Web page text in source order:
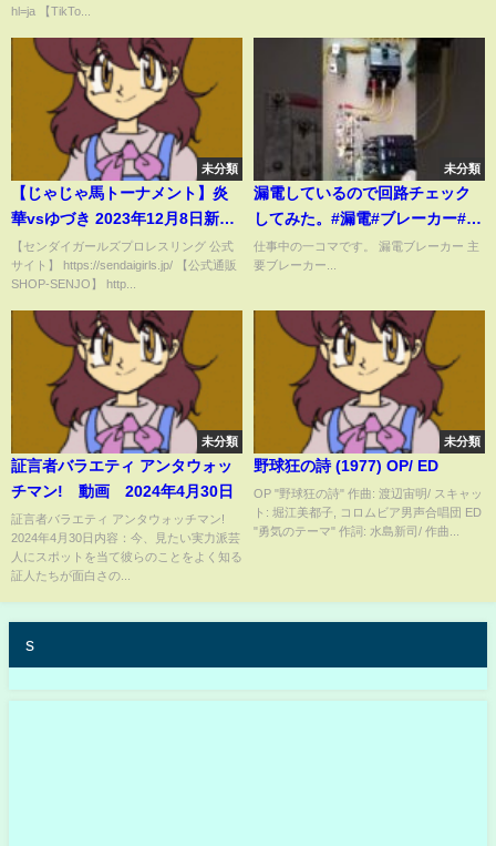
hl=ja 【TikTo...
未分類
【じゃじゃ馬トーナメント】炎
華vsゆづき 2023年12月8日新木
場
【センダイガールズプロレスリング 公式
サイト】 https://sendaigirls.jp/ 【公式通販
SHOP-SENJO】 http...
未分類
漏電しているので回路チェック
してみた。#漏電#ブレーカー#漏
電ブレーカー
仕事中の一コマです。 漏電ブレーカー 主
要ブレーカー...
未分類
証言者バラエティ アンタウォッ
チマン! 動画 2024年4月30日
証言者バラエティ アンタウォッチマン!
2024年4月30日内容：今、見たい実力派芸
人にスポットを当て彼らのことをよく知る
証人たちが面白さの...
未分類
野球狂の詩 (1977) OP/ ED
OP "野球狂の詩" 作曲: 渡辺宙明/ スキャッ
ト: 堀江美都子, コロムビア男声合唱団 ED
"勇気のテーマ" 作詞: 水島新司/ 作曲...
s